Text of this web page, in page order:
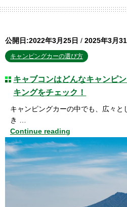
公開日:2022年3月25日 / 2025年3月
キャンピングカーの選び方
キャブコンはどんなキャンピ
キングをチェック！
キャンピングカーの中でも、広々と
き …
Continue reading